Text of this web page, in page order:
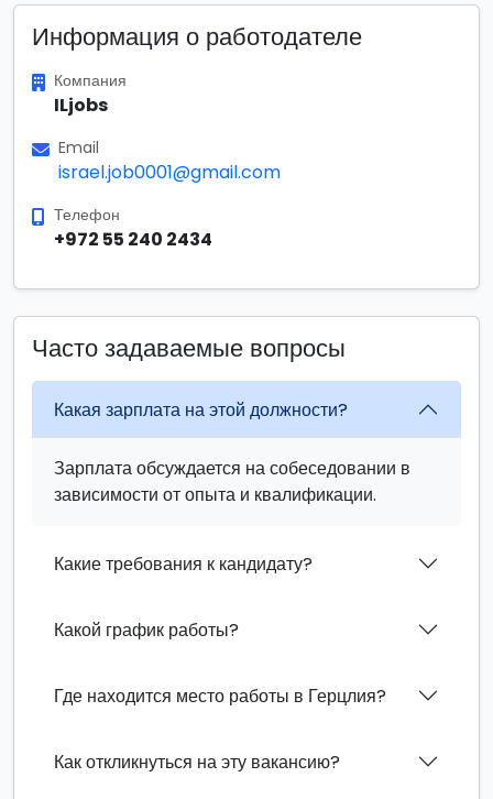
Информация о работодателе
Компания
ILjobs
Email
israel.job0001@gmail.com
Телефон
+972 55 240 2434
Часто задаваемые вопросы
Какая зарплата на этой должности?
Зарплата обсуждается на собеседовании в
зависимости от опыта и квалификации.
Какие требования к кандидату?
Какой график работы?
Где находится место работы в Герцлия?
Как откликнуться на эту вакансию?